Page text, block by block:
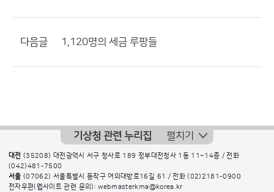
다음글 1,120명의 세금 루팡들
기상청 관련 누리집 펼치기
대전 (35208) 대전광역시 서구 청사로 189 정부대전청사 1동 11~14층 / 전화
(042)481-7500
서울 (07062) 서울특별시 동작구 여의대방로16길 61 / 전화(02)2181-0900
전자우편(웹사이트 관련 문의): webmasterkma@korea.kr